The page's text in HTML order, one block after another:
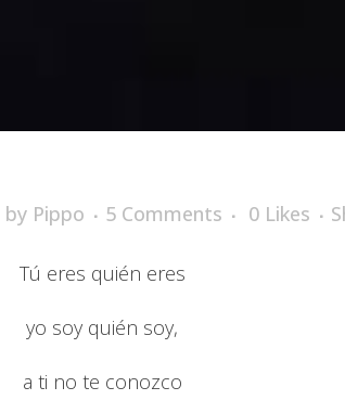
by Pippo 5 Comments 0 Likes
Tú eres quién eres
yo soy quién soy,
a ti no te conozco